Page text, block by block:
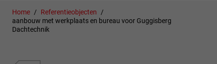
Home
Referentieobjecten
aanbouw met werkplaats en bureau voor Guggisberg
Dachtechnik